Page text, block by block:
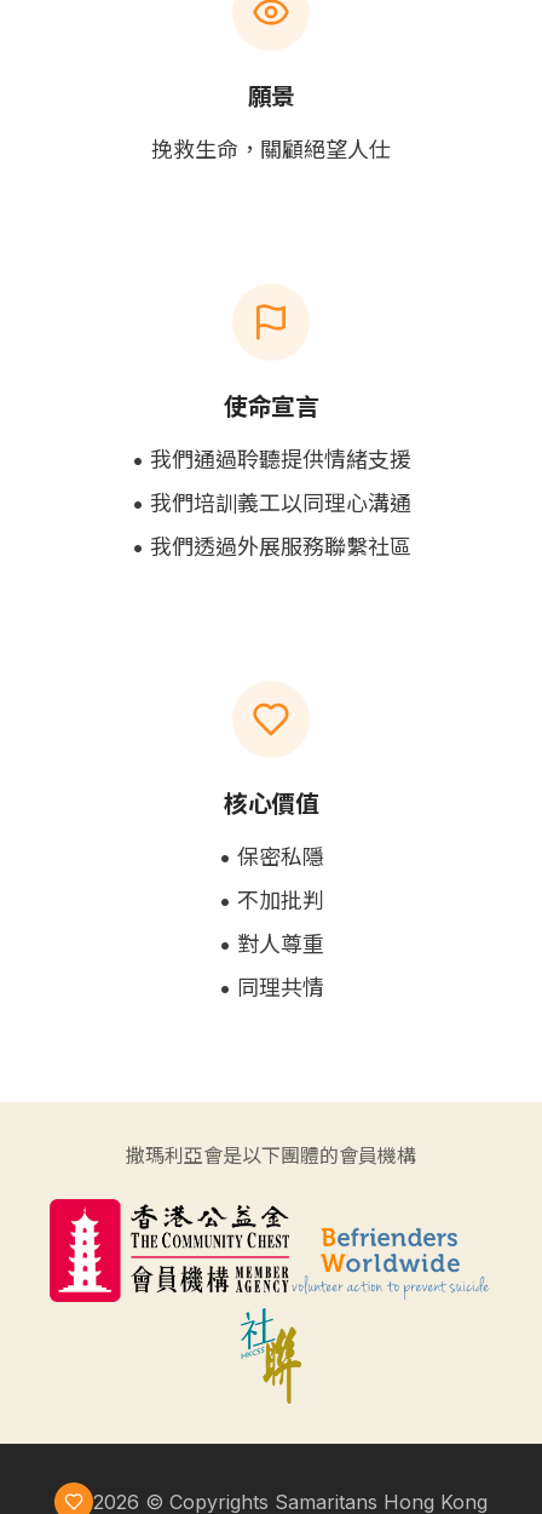
願景
挽救生命，關顧絕望人仕
使命宣言
• 我們通過聆聽提供情緒支援
• 我們培訓義工以同理心溝通
• 我們透過外展服務聯繫社區
核心價值
• 保密私隱
• 不加批判
• 對人尊重
• 同理共情
撒瑪利亞會是以下團體的會員機構
2026 © Copyrights Samaritans Hong Kong